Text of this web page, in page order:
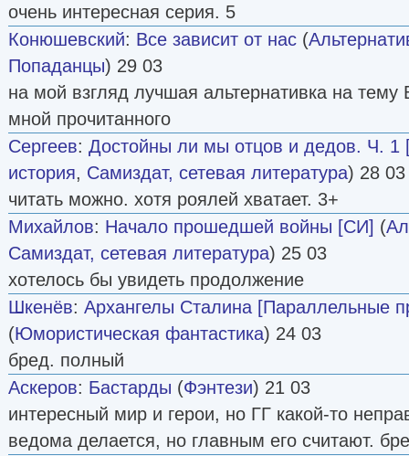
очень интересная серия. 5
Конюшевский: Все зависит от нас (
Попаданцы) 29 03
на мой взгляд лучшая альтернативка на
мной прочитанного
Сергеев: Достойны ли мы отцов и дедов. Ч. 1
история, Самиздат, сетевая литература) 28 03
читать можно. хотя роялей хватает. 3+
Михайлов: Начало прошедшей войны [СИ] (
Самиздат, сетевая литература) 25 03
хотелось бы увидеть продолжение
Шкенёв: Архангелы Сталина [Параллельные
(Юмористическая фантастика) 24 03
бред. полный
Аскеров: Бастарды (Фэнтези) 21 03
интересный мир и герои, но ГГ какой-то
ведома делается, но главным его считают.